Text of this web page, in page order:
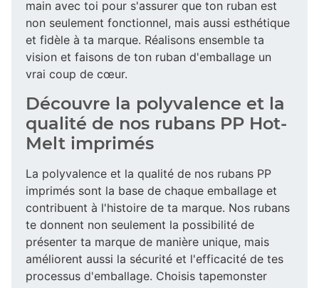
main avec toi pour s'assurer que ton ruban est
non seulement fonctionnel, mais aussi esthétique
et fidèle à ta marque. Réalisons ensemble ta
vision et faisons de ton ruban d'emballage un
vrai coup de cœur.
Découvre la polyvalence et la
qualité de nos rubans PP Hot-
Melt imprimés
La polyvalence et la qualité de nos rubans PP
imprimés sont la base de chaque emballage et
contribuent à l'histoire de ta marque. Nos rubans
te donnent non seulement la possibilité de
présenter ta marque de manière unique, mais
améliorent aussi la sécurité et l'efficacité de tes
processus d'emballage. Choisis tapemonster